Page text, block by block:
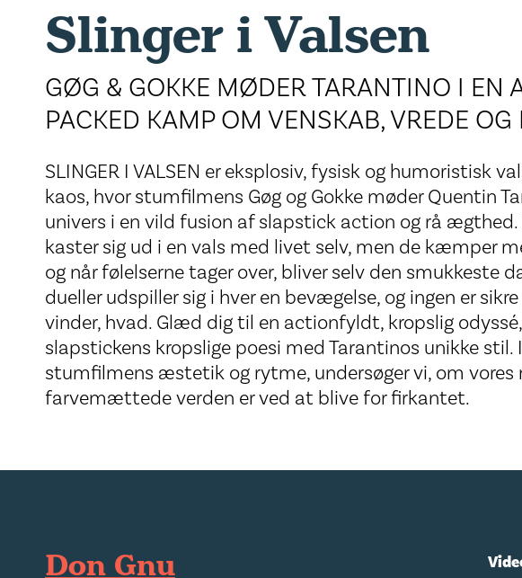
Slinger i Valsen
GØG & GOKKE MØDER TARANTINO I EN
PACKED KAMP OM VENSKAB, VREDE
SLINGER I VALSEN er eksplosiv, fysisk og humoristisk
kaos, hvor stumfilmens Gøg og Gokke møder Quentin
univers i en vild fusion af slapstick action og rå ægthed.
kaster sig ud i en vals med livet selv, men de kæmper
og når følelserne tager over, bliver selv den smukkeste
dueller udspiller sig i hver en bevægelse, og ingen er
vinder, hvad. Glæd dig til en actionfyldt, kropslig
slapstickens kropslige poesi med Tarantinos unikke stil.
stumfilmens æstetik og rytme, undersøger vi, om vores
farvemættede verden er ved at blive for firkantet.
Don Gnu